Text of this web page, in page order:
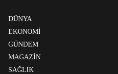
DÜNYA
EKONOMİ
GÜNDEM
MAGAZİN
SAĞLIK